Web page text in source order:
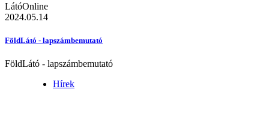
LátóOnline
2024.05.14
FöldLátó - lapszámbemutató
FöldLátó - lapszámbemutató
Hírek